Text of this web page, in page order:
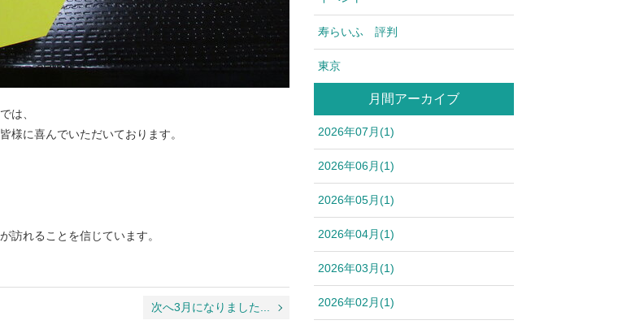
は、
様に喜んでいただいております。
訪れることを信じています。
次へ3月になりました...
寿らいふ 評判
東京
月間アーカイブ
2026年07月(1)
2026年06月(1)
2026年05月(1)
2026年04月(1)
2026年03月(1)
2026年02月(1)